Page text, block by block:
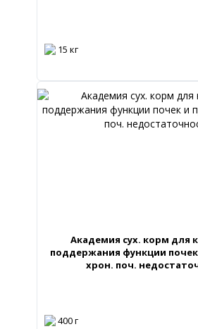
15 кг
Академия сух. корм для
поддержания функции
хрон. поч.
400 г